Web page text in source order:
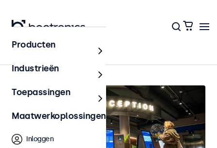
Home
Producten
Industrieën
Toepassingen
Maatwerkoplossingen
Inloggen